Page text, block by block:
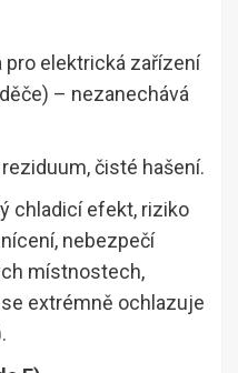
pro elektrická zařízení
– nezanechává
čisté hašení.
chladicí efekt, riziko
nebezpečí
místnostech,
extrémně ochlazuje